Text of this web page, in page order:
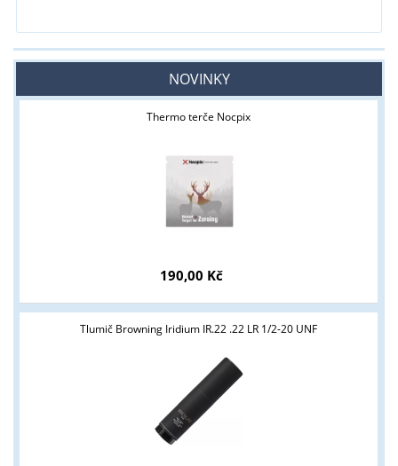
NOVINKY
Thermo terče Nocpix
190,00 Kč
Tlumič Browning Iridium IR.22 .22 LR 1/2-20 UNF
podnikatelům v oblasti zbraně a střelivo. Splňujete tyto
podmínky?
ANO NE